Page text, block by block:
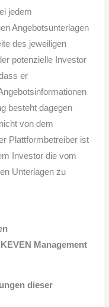
jedem
Angebotsunterlagen
des jeweiligen
potenzielle Investor
er
besteht dagegen
von dem
Plattformbetreiber ist
Investor die vom
Unterlagen zu
Management
dieser